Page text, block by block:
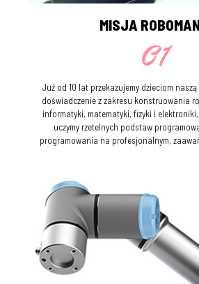
MISJA
01
Już od 10 lat przekazujemy dzieciom naszą
doświadczenie z zakresu konstruowania
informatyki, matematyki, fizyki i
uczymy rzetelnych podstaw
programowania na profesjonalnym,